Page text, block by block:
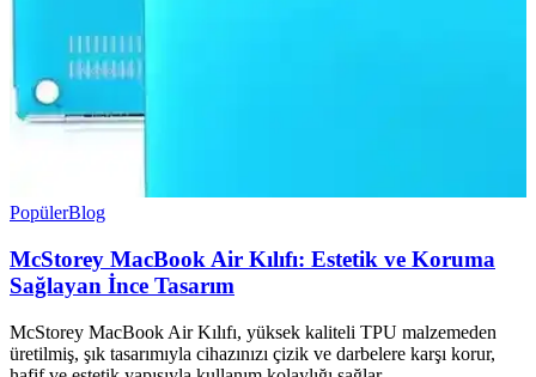
PopülerBlog
McStorey MacBook Air Kılıfı: Estetik ve Koruma
Sağlayan İnce Tasarım
McStorey MacBook Air Kılıfı, yüksek kaliteli TPU malzemeden
üretilmiş, şık tasarımıyla cihazınızı çizik ve darbelere karşı korur,